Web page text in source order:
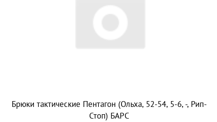
Брюки тактические Пентагон (Ольха, 52-54, 5-6, -, Рип-
Стоп) БАРС